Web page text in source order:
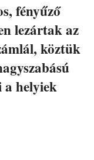
fényűző
lezártak az
köztük
a helyiek